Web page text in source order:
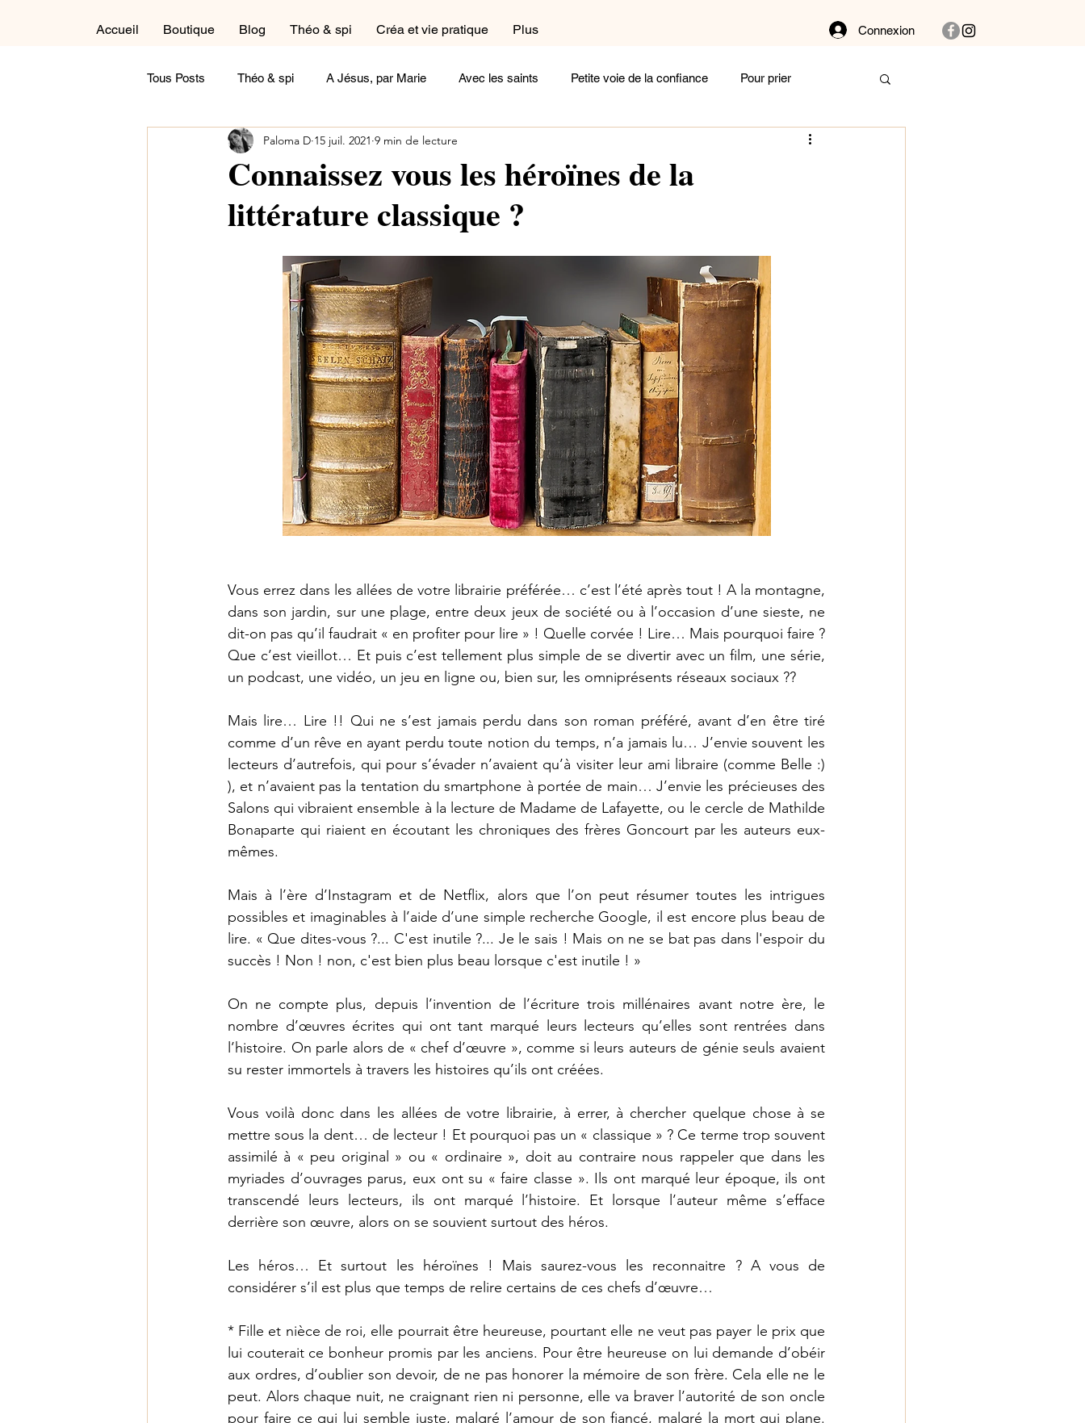
Accueil Boutique Blog Théo & spi Créa et vie pratique Plus Connexion
Tous Posts Théo & spi A Jésus, par Marie Avec les saints Petite voie de la confiance Pour prier
Autour du cycle liturgique Créa et vie pratique Dans la buanderie
Dans la salle de détente Réflexions Femme Homme
Paternité Ecoute et vibre !
A feuilleter Un peu de poésie Belle comme un coeur Rayonne ! Autour des plantes
Connaissez vous les héroïnes de la
littérature classique ?
Paloma D 15 juil. 2021 9 min de lecture
Vous errez dans les allées de votre librairie préférée… c’est l’été après tout ! A la montagne,
dans son jardin, sur une plage, entre deux jeux de société ou à l’occasion d’une sieste, ne
dit-on pas qu’il faudrait « en profiter pour lire » ! Quelle corvée ! Lire… Mais pourquoi faire ?
Que c’est vieillot… Et puis c’est tellement plus simple de se divertir avec un film, une série,
un podcast, une vidéo, un jeu en ligne ou, bien sur, les omniprésents réseaux sociaux ??
Mais lire… Lire !! Qui ne s’est jamais perdu dans son roman préféré, avant d’en être tiré
comme d’un rêve en ayant perdu toute notion du temps, n’a jamais lu… J’envie souvent les
lecteurs d’autrefois, qui pour s’évader n’avaient qu’à visiter leur ami libraire (comme Belle :)
), et n’avaient pas la tentation du smartphone à portée de main… J’envie les précieuses des
Salons qui vibraient ensemble à la lecture de Madame de Lafayette, ou le cercle de Mathilde
Bonaparte qui riaient en écoutant les chroniques des frères Goncourt par les auteurs eux-
mêmes.
Mais à l’ère d’Instagram et de Netflix, alors que l’on peut résumer toutes les intrigues
possibles et imaginables à l’aide d’une simple recherche Google, il est encore plus beau de
lire. « Que dites-vous ?... C'est inutile ?... Je le sais ! Mais on ne se bat pas dans l'espoir du
succès ! Non ! non, c'est bien plus beau lorsque c'est inutile ! »
On ne compte plus, depuis l’invention de l’écriture trois millénaires avant notre ère, le
nombre d’œuvres écrites qui ont tant marqué leurs lecteurs qu’elles sont rentrées dans
l’histoire. On parle alors de « chef d’œuvre », comme si leurs auteurs de génie seuls avaient
su rester immortels à travers les histoires qu’ils ont créées.
Vous voilà donc dans les allées de votre librairie, à errer, à chercher quelque chose à se
mettre sous la dent… de lecteur ! Et pourquoi pas un « classique » ? Ce terme trop souvent
assimilé à « peu original » ou « ordinaire », doit au contraire nous rappeler que dans les
myriades d’ouvrages parus, eux ont su « faire classe ». Ils ont marqué leur époque, ils ont
transcendé leurs lecteurs, ils ont marqué l’histoire. Et lorsque l’auteur même s’efface
derrière son œuvre, alors on se souvient surtout des héros.
Les héros… Et surtout les héroïnes ! Mais saurez-vous les reconnaitre ? A vous de
considérer s’il est plus que temps de relire certains de ces chefs d’œuvre…
* Fille et nièce de roi, elle pourrait être heureuse, pourtant elle ne veut pas payer le prix que
lui couterait ce bonheur promis par les anciens. Pour être heureuse on lui demande d’obéir
aux ordres, d’oublier son devoir, de ne pas honorer la mémoire de son frère. Cela elle ne le
peut. Alors chaque nuit, ne craignant rien ni personne, elle va braver l’autorité de son oncle
pour faire ce qui lui semble juste, malgré l’amour de son fiancé, malgré la mort qui plane.